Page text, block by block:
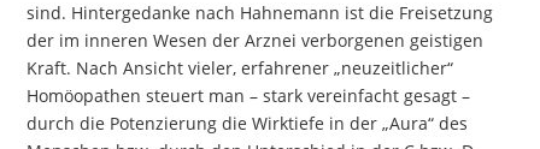
sind. Hintergedanke nach Hahnemann ist die Freisetzung
der im inneren Wesen der Arznei verborgenen geistigen
Kraft. Nach Ansicht vieler, erfahrener „neuzeitlicher“
Homöopathen steuert man – stark vereinfacht gesagt –
durch die Potenzierung die Wirktiefe in der „Aura“ des